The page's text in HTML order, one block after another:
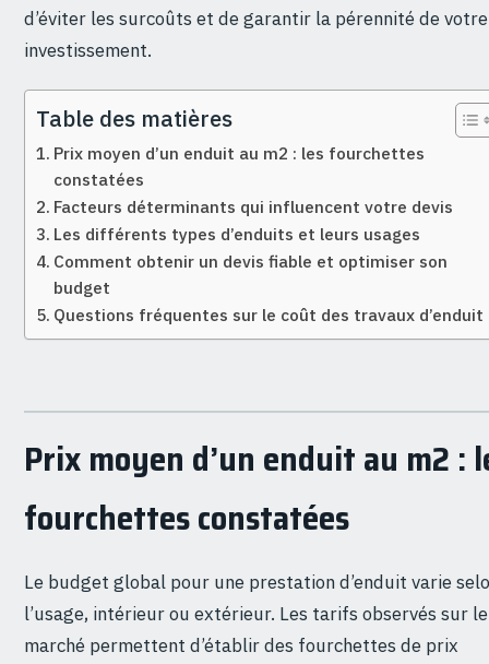
d’éviter les surcoûts et de garantir la pérennité de votre
investissement.
Table des matières
Prix moyen d’un enduit au m2 : les fourchettes
constatées
Facteurs déterminants qui influencent votre devis
Les différents types d’enduits et leurs usages
Comment obtenir un devis fiable et optimiser son
budget
Questions fréquentes sur le coût des travaux d’enduit
Prix moyen d’un enduit au m2 :
fourchettes constatées
Le budget global pour une prestation d’enduit varie
l’usage, intérieur ou extérieur. Les tarifs observés sur le
marché permettent d’établir des fourchettes de prix